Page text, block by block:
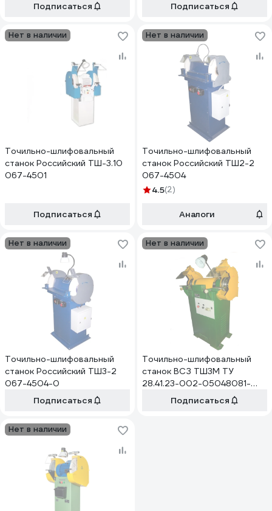
Подписаться
Подписаться
Нет в наличии
Точильно-шлифовальный
станок Российский ТШ-3.10
067-4501
Подписаться
Нет в наличии
Точильно-шлифовальный
станок Российский ТШ2-2
067-4504
4.5(2)
Аналоги
Нет в наличии
Точильно-шлифовальный
станок Российский ТШ3-2
067-4504-0
Подписаться
Нет в наличии
Точильно-шлифовальный
станок ВСЗ ТШ3М ТУ
28.41.23-002-05048081-
Подписаться
Нет в наличии